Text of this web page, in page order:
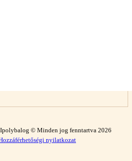
© Minden jog fenntartva 2026
nyilatkozat